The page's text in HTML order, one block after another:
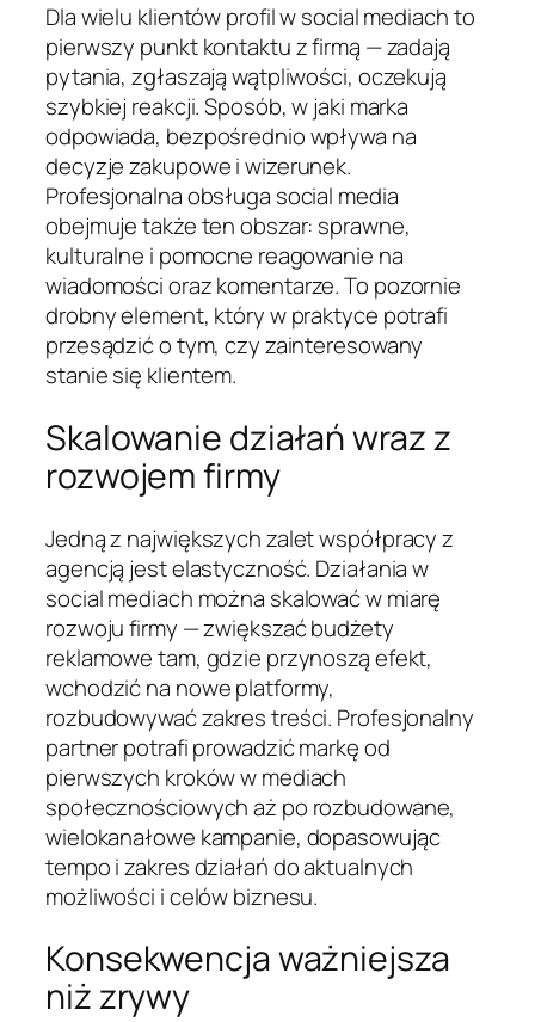
Dla wielu klientów profil w social mediach to
pierwszy punkt kontaktu z firmą — zadają
pytania, zgłaszają wątpliwości, oczekują
szybkiej reakcji. Sposób, w jaki marka
odpowiada, bezpośrednio wpływa na
decyzje zakupowe i wizerunek.
Profesjonalna obsługa social media
obejmuje także ten obszar: sprawne,
kulturalne i pomocne reagowanie na
wiadomości oraz komentarze. To pozornie
drobny element, który w praktyce potrafi
przesądzić o tym, czy zainteresowany
stanie się klientem.
Skalowanie działań wraz z
rozwojem firmy
Jedną z największych zalet współpracy z
agencją jest elastyczność. Działania w
social mediach można skalować w miarę
rozwoju firmy — zwiększać budżety
reklamowe tam, gdzie przynoszą efekt,
wchodzić na nowe platformy,
rozbudowywać zakres treści. Profesjonalny
partner potrafi prowadzić markę od
pierwszych kroków w mediach
społecznościowych aż po rozbudowane,
wielokanałowe kampanie, dopasowując
tempo i zakres działań do aktualnych
możliwości i celów biznesu.
Konsekwencja ważniejsza
niż zrywy